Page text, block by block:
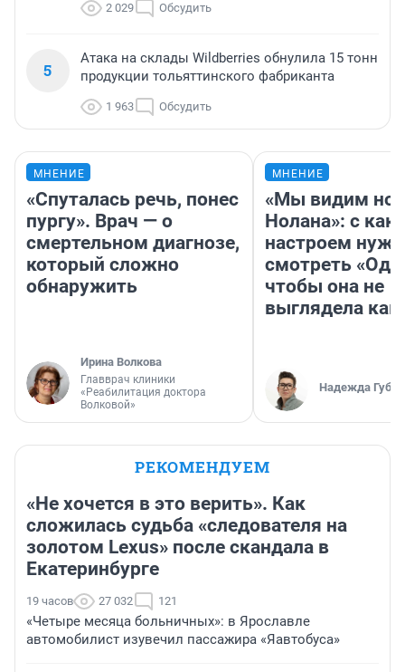
2 029 Обсудить
5
Атака на склады Wildberries обнулила 15 тонн
продукции тольяттинского фабриканта
1 963 Обсудить
МНЕНИЕ
«Спуталась речь, понес
пургу». Врач — о
смертельном диагнозе,
который сложно
обнаружить
Ирина Волкова
Главврач клиники
«Реабилитация доктора
Волковой»
МНЕНИЕ
«Мы видим
Нолана»: с
настроем
смотреть
чтобы она не
выглядела как
Надежда
РЕКОМЕНДУЕМ
«Не хочется в это верить». Как
сложилась судьба «следователя на
золотом Lexus» после скандала в
Екатеринбурге
19 часов 27 032 121
«Четыре месяца больничных»: в Ярославле
автомобилист изувечил пассажира «Яавтобуса»